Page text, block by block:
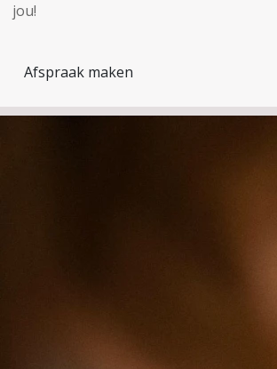
jou!
Afspraak maken